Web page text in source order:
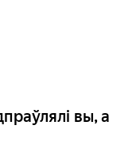
вы, а